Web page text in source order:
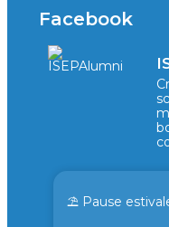
Facebook
⛱️ Pause